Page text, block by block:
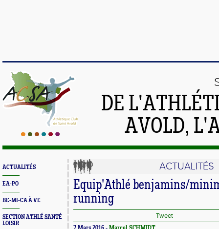
DE
AVOLD,
ACTUALITÉS
EA-PO
BE-MI-CA À VE
SECTION ATHLÉ SANTÉ
LOISIR
ACTUALITÉS
Equip'Athlé benjamins/
running
Tweet